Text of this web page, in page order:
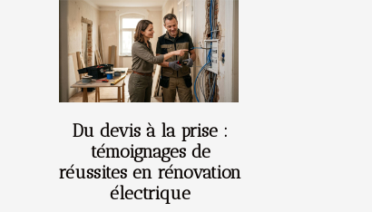
Du devis à la prise :
témoignages de
réussites en rénovation
électrique